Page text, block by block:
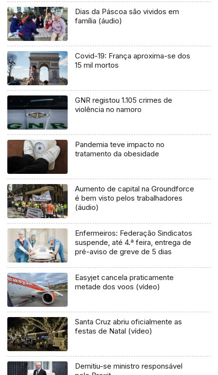
Dias da Páscoa são vividos em
família (áudio)
Covid-19: França aproxima-se dos
15 mil mortos
GNR registou 1.105 crimes de
violência no namoro
Pandemia teve impacto no
tratamento da obesidade
Aumento de capital na Groundforce
é bem visto pelos trabalhadores
(áudio)
Enfermeiros: Federação Sindicatos
suspende, até 4.ª feira, entrega de
pré-aviso de greve de 5 dias
Easyjet cancela praticamente
metade dos voos (vídeo)
Santa Cruz abriu oficialmente as
festas de Natal (vídeo)
Demitiu-se ministro responsável